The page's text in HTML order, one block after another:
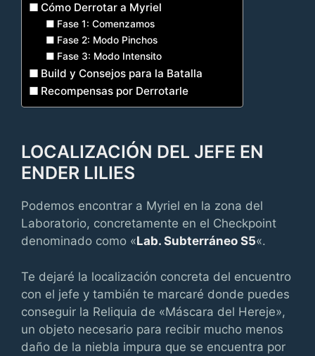
Cómo Derrotar a Myriel
Fase 1: Comenzamos
Fase 2: Modo Pinchos
Fase 3: Modo Intensito
Build y Consejos para la Batalla
Recompensas por Derrotarle
LOCALIZACIÓN DEL JEFE EN
ENDER LILIES
Podemos encontrar a Myriel en la zona del
Laboratorio, concretamente en el Checkpoint
denominado como «Lab. Subterráneo S5«.
Te dejaré la localización concreta del encuentro
con el jefe y también te marcaré donde puedes
conseguir la Reliquia de «Máscara del Hereje»,
un objeto necesario para recibir mucho menos
daño de la niebla impura que se encuentra por